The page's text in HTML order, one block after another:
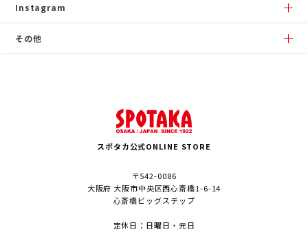
Instagram
その他
スポタカ公式ONLINE STORE
〒542-0086
大阪府 大阪市中央区西心斎橋1-6-14
心斎橋ビッグステップ
定休日：日曜日・元日